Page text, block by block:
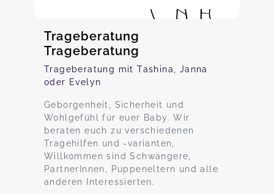
Trageberatung
Trageberatung
Trageberatung mit Tashina, Janna
oder Evelyn
Geborgenheit, Sicherheit und
Wohlgefühl für euer Baby. Wir
beraten euch zu verschiedenen
Tragehilfen und -varianten,
Willkommen sind Schwangere,
PartnerInnen, Puppeneltern und alle
anderen Interessierten.